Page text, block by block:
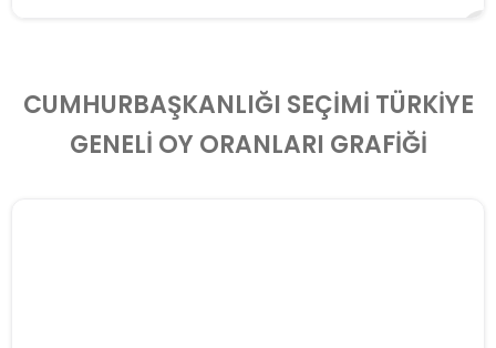
CUMHURBAŞKANLIĞI SEÇİMİ TÜRKİYE
GENELİ OY ORANLARI GRAFİĞİ